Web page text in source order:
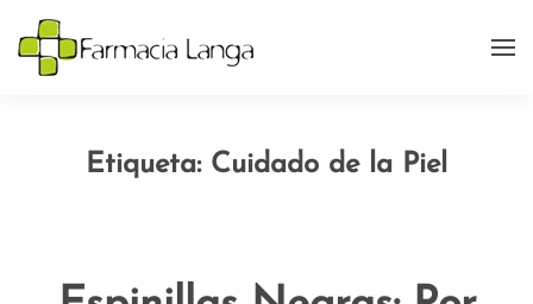
Etiqueta: Cuidado de la Piel